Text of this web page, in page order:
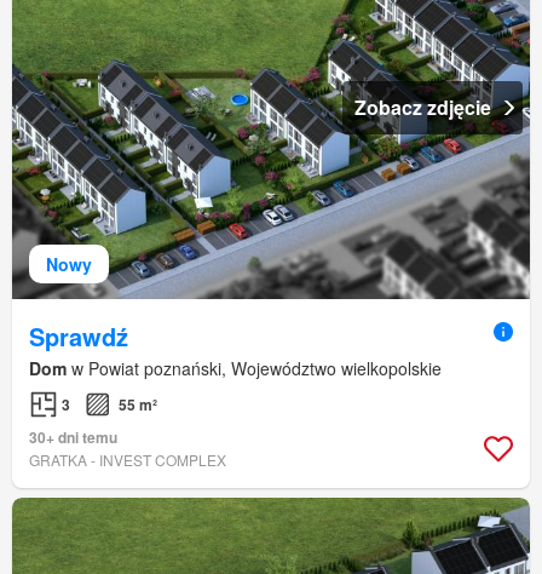
Nowy
Zobacz zdjęcie
Sprawdź
Dom w Powiat poznański, Województwo wielkopolskie
3
55 m²
30+ dni temu
GRATKA - INVEST COMPLEX